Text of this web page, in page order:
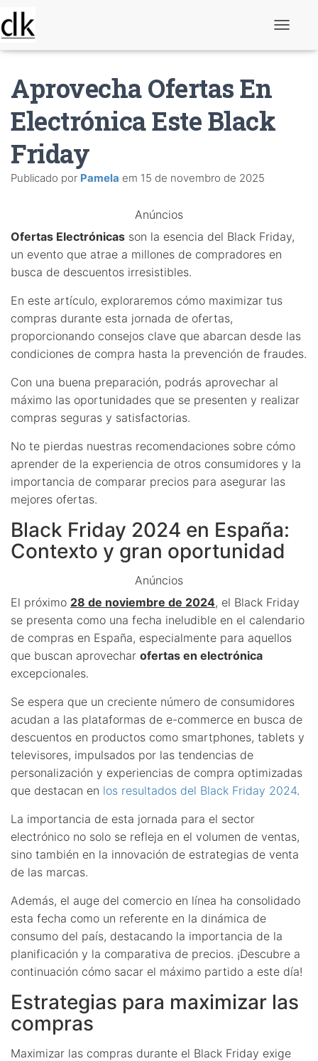
Aprovecha Ofertas En
Electrónica Este Black
Friday
Publicado por Pamela em 15 de novembro de 2025
Anúncios
Ofertas Electrónicas son la esencia del Black Friday,
un evento que atrae a millones de compradores en
busca de descuentos irresistibles.
En este artículo, exploraremos cómo maximizar tus
compras durante esta jornada de ofertas,
proporcionando consejos clave que abarcan desde las
condiciones de compra hasta la prevención de fraudes.
Con una buena preparación, podrás aprovechar al
máximo las oportunidades que se presenten y realizar
compras seguras y satisfactorias.
No te pierdas nuestras recomendaciones sobre cómo
aprender de la experiencia de otros consumidores y la
importancia de comparar precios para asegurar las
mejores ofertas.
Black Friday 2024 en España:
Contexto y gran oportunidad
Anúncios
El próximo 28 de noviembre de 2024, el Black Friday
se presenta como una fecha ineludible en el calendario
de compras en España, especialmente para aquellos
que buscan aprovechar ofertas en electrónica
excepcionales.
Se espera que un creciente número de consumidores
acudan a las plataformas de e-commerce en busca de
descuentos en productos como smartphones, tablets y
televisores, impulsados por las tendencias de
personalización y experiencias de compra optimizadas
que destacan en los resultados del Black Friday 2024.
La importancia de esta jornada para el sector
electrónico no solo se refleja en el volumen de ventas,
sino también en la innovación de estrategias de venta
de las marcas.
Además, el auge del comercio en línea ha consolidado
esta fecha como un referente en la dinámica de
consumo del país, destacando la importancia de la
planificación y la comparativa de precios. ¡Descubre a
continuación cómo sacar el máximo partido a este día!
Estrategias para maximizar las
compras
Maximizar las compras durante el Black Friday exige